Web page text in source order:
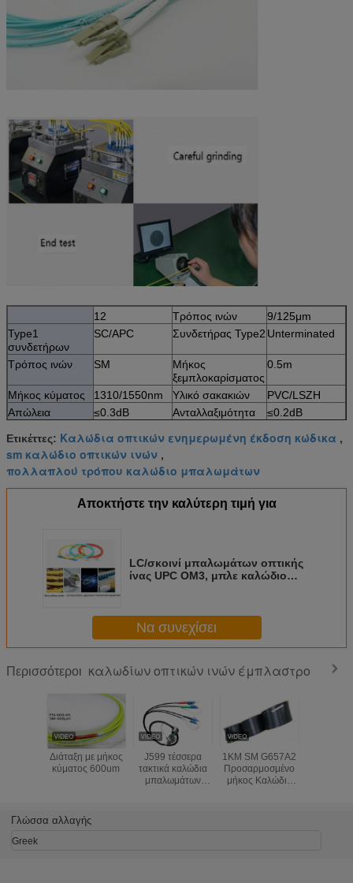
12 Τρόπος ινών
9/125μm
Type1
συνδετήρων
SC/APC Συνδετήρας Type2 Unterminated
Τρόπος ινών SM
Μήκος
ξεμπλοκαρίσματος
0.5m
Μήκος κύματος 1310/1550nm Υλικό σακακιών
PVC/LSZH
Απώλεια
≤0.3dB Ανταλλαξιμότητα ≤0.2dB
Επιστροφής
απώλεια
≥50dB Δόνηση ≤0.2dB
Λειτουργούσα
θερμοκρασία
-40~75°C
Θερμοκρασία
αποθήκευσης
Γεωμετρική προδιαγραφή (μόνο για το τρισδιάστατο
Ετικέττες: Καλώδια οπτικών ενημερωμένη έκδοση κώδικα ,
sm καλώδιο οπτικών ινών ,
πολλαπλού τρόπου καλώδιο μπαλωμάτων
Αποκτήστε την καλύτερη τιμή για
LC/σκοινί μπαλωμάτων οπτικής
ίνας UPC OM3, μπλε καλώδιο
Να συνεχίσει
Περισσότεροι καλωδίων οπτικών ινών έμπλαστρο
Διάταξη με μήκος
κύματος 600um
J599 τέσσερα
τακτικά καλώδια
μπαλωμάτων
1KM SM G657A2
Προσαρμοσμένο
μήκος Καλώδιο
Γλώσσα αλλαγής
Greek